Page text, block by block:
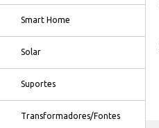
Smart Home
Solar
Suportes
Transformadores/Fontes